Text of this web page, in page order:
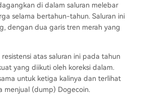
di dalam saluran melebar
selama bertahun-tahun. Saluran ini
dengan dua garis tren merah yang
atas saluran ini pada tahun
yang diikuti oleh koreksi dalam.
untuk ketiga kalinya dan terlihat
menjual (dump) Dogecoin.